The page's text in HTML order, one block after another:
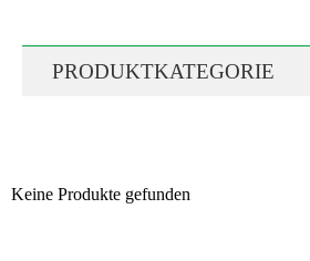
PRODUKTKATEGORIE
Keine Produkte gefunden